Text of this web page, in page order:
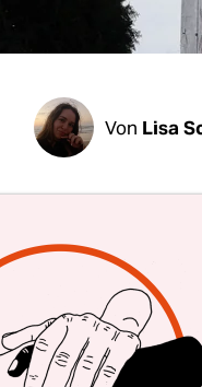
Von Lisa
🐾
In der
Sorge. Wie
beschreibt Ian